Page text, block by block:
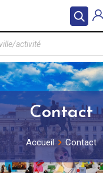
Contact
Accueil Contact